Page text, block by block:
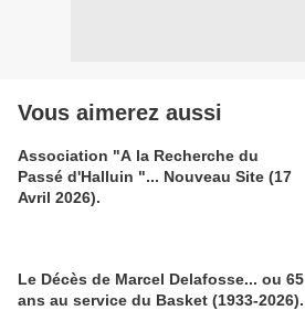
Vous aimerez aussi
Association "A la Recherche du
Passé d'Halluin "... Nouveau Site (17
Avril 2026).
Le Décès de Marcel Delafosse... ou 65
ans au service du Basket (1933-2026).